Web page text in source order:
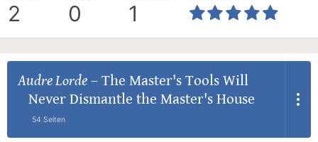
2 0 1
Audre Lorde– The Master's Tools Will
Never Dismantle the Master's House
54 Seiten